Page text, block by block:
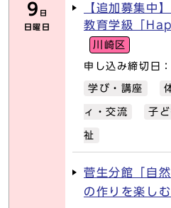
9 日
日曜日
【追加募集中
教育学級「
川崎区
申し込み締切日
学び・講座
ィ・交流 子
祉
菅生分館「自
の作りを楽し